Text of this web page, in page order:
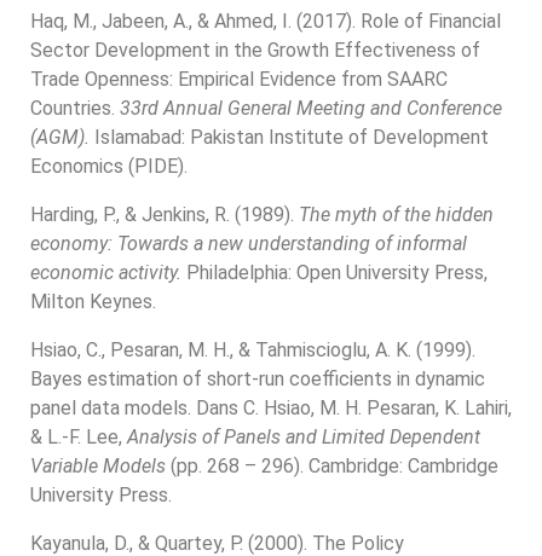
Haq, M., Jabeen, A., & Ahmed, I. (2017). Role of Financial
Sector Development in the Growth Effectiveness of
Trade Openness: Empirical Evidence from SAARC
Countries. 33rd Annual General Meeting and Conference
(AGM). Islamabad: Pakistan Institute of Development
Economics (PIDE).
Harding, P., & Jenkins, R. (1989). The myth of the hidden
economy: Towards a new understanding of informal
economic activity. Philadelphia: Open University Press,
Milton Keynes.
Hsiao, C., Pesaran, M. H., & Tahmiscioglu, A. K. (1999).
Bayes estimation of short-run coefficients in dynamic
panel data models. Dans C. Hsiao, M. H. Pesaran, K. Lahiri,
& L.-F. Lee,Analysis of Panels and Limited Dependent
Variable Models (pp. 268 – 296). Cambridge: Cambridge
University Press.
Kayanula, D., & Quartey, P. (2000). The Policy